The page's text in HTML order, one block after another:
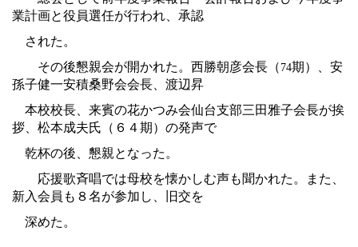
業計画と役員選任が行われ、承認
された。
その後懇親会が開かれた。西勝朝彦会長（ 74期）、安
孫子健一安積桑野会会長、渡辺昇
本校校長、来賓の花かつみ会仙台支部三田雅子会長が挨
拶、松本成夫氏（６４期）の発声で
乾杯の後、懇親となった。
応援歌斉唱では母校を懐かしむ声も聞かれた。また、
新入会員も８名が参加し、旧交を
深めた。